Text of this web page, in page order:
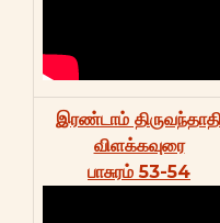
இரண்டாம்
விளக்கவுரை
பாசுரம் 53-54